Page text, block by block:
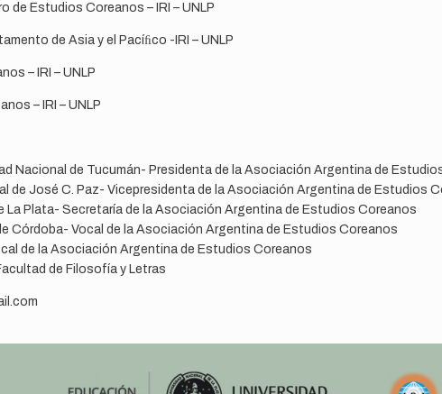
de Estudios Coreanos – IRI – UNLP
de Asia y el Pacíﬁco -IRI – UNLP
– IRI – UNLP
– IRI – UNLP
Nacional de Tucumán- Presidenta de la Asociación Argentina de
de José C. Paz- Vicepresidenta de la Asociación Argentina de Estudios
La Plata- Secretaría de la Asociación Argentina de Estudios Coreanos
Córdoba- Vocal de la Asociación Argentina de Estudios Coreanos
de la Asociación Argentina de Estudios Coreanos
de Filosofía y Letras